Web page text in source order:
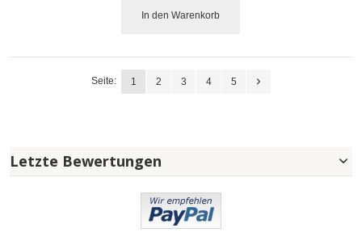
In den Warenkorb
Seite: 1 2 3 4 5
Letzte Bewertungen